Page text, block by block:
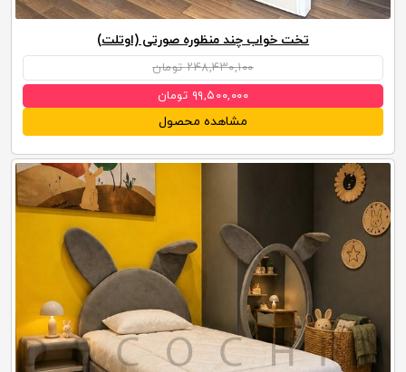
تخت خواب چند منظوره صورتی (اوتلت)
۲۴۸,۴۳۰,۱۰۰ تومان
۹۹,۵۰۰,۰۰۰ تومان
مشاهده محصول